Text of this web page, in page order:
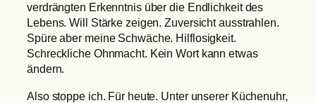
verdrängten Erkenntnis über die Endlichkeit des
Lebens. Will Stärke zeigen. Zuversicht ausstrahlen.
Spüre aber meine Schwäche. Hilflosigkeit.
Schreckliche Ohnmacht. Kein Wort kann etwas
ändern.
Also stoppe ich. Für heute. Unter unserer Küchenuhr,